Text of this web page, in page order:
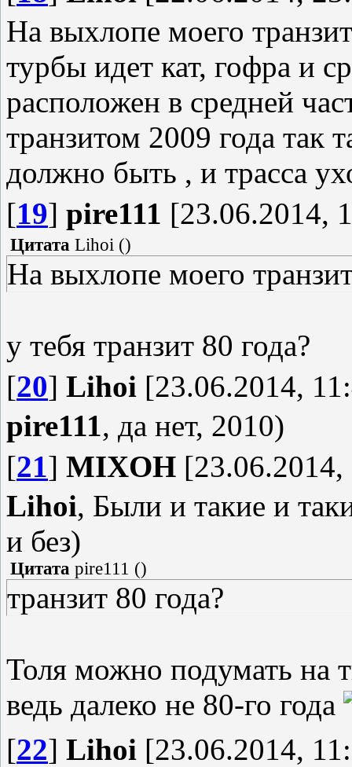
На выхлопе моего
турбы идет кат, гофра и
расположен в средней
транзитом 2009 года так
должно быть , и трасса
[19] pire111 [23.06.2014,
Цитата Lihoi ()
На выхлопе моего
у тебя транзит 80 года?
[20] Lihoi [23.06.2014,
pire111, да нет, 2010)
[21] MIXOH
Lihoi, Были и такие и
и без)
Цитата pire111 ()
транзит 80 года?
Толя можно подумать на
ведь далеко не 80-го года
[22] Lihoi [23.06.2014,